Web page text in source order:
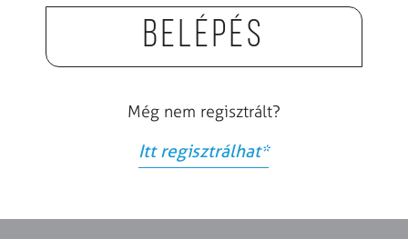
Belépés
Még nem regisztrált?
Itt regisztrálhat*